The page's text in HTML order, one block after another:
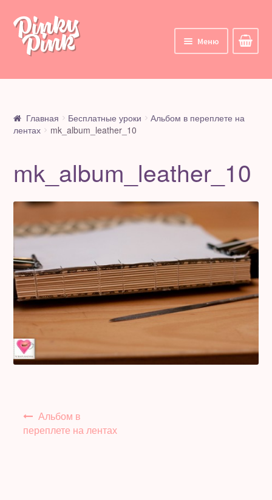
Перейти
навигации
Перейти
содержимому
Меню
Главная
Все курсы
Мои курсы
Личный кабинет
Цифровые товары
Полезное бесплатно
Для магазинов
Порция вдохновения
Главная Бесплатные уроки
Альбом в переплете на
лентах
mk_album_leather_10
mk_album_leather_10
Навигация
записям
Альбом в
переплете на лентах